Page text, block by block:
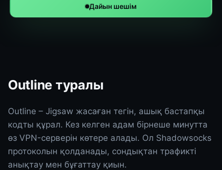
Дайын шешім
Outline туралы
Outline – Jigsaw жасаған тегін, ашық бастапқы
кодты құрал. Кез келген адам бірнеше минутта
өз VPN-серверін көтере алады. Ол Shadowsocks
протоколын қолданады, сондықтан трафикті
анықтау мен бұғаттау қиын.